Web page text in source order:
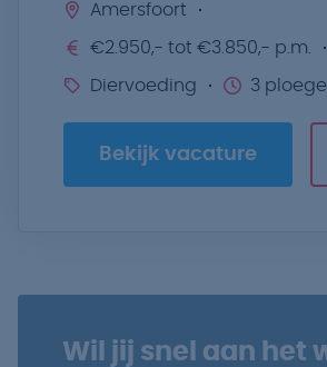
Amersfoort
€2.950,- tot €3.850,- p.m.
Diervoeding 3
Bekijk vacature
Wil jij snel aan het